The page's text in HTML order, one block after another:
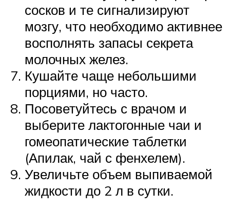
сосков и те сигнализируют
мозгу, что необходимо активнее
восполнять запасы секрета
молочных желез.
Кушайте чаще небольшими
порциями, но часто.
Посоветуйтесь с врачом и
выберите лактогонные чаи и
гомеопатические таблетки
(Апилак, чай с фенхелем).
Увеличьте объем выпиваемой
жидкости до 2 л в сутки.